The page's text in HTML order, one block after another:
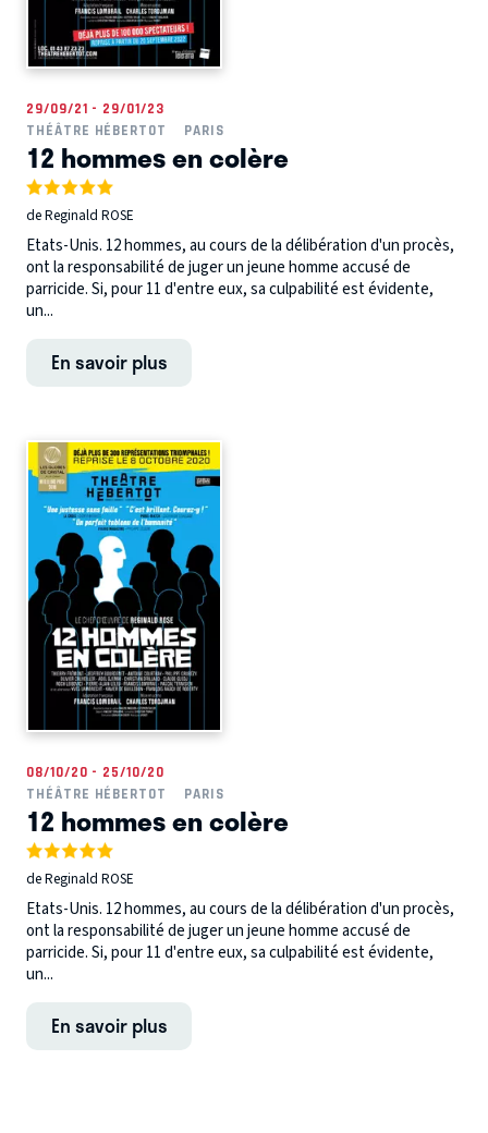
29/09/21 - 29/01/23
THÉÂTRE HÉBERTOT
PARIS
12 hommes en colère
de Reginald ROSE
Etats-Unis. 12 hommes, au cours de la délibération d'un procès,
ont la responsabilité de juger un jeune homme accusé de
parricide. Si, pour 11 d'entre eux, sa culpabilité est évidente,
un...
En savoir plus
08/10/20 - 25/10/20
THÉÂTRE HÉBERTOT
PARIS
12 hommes en colère
de Reginald ROSE
Etats-Unis. 12 hommes, au cours de la délibération d'un procès,
ont la responsabilité de juger un jeune homme accusé de
parricide. Si, pour 11 d'entre eux, sa culpabilité est évidente,
un...
En savoir plus